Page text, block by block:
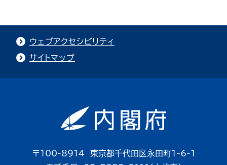
ウェブアクセシビリティ
サイトマップ
〒100-8914 東京都千代田区永田町1-6-1